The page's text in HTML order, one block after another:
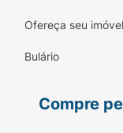
Ofereça seu imóvel
Bulário
Compre